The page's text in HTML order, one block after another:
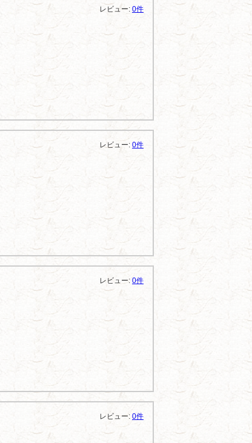
レビュー: 0件
レビュー: 0件
レビュー: 0件
レビュー: 0件